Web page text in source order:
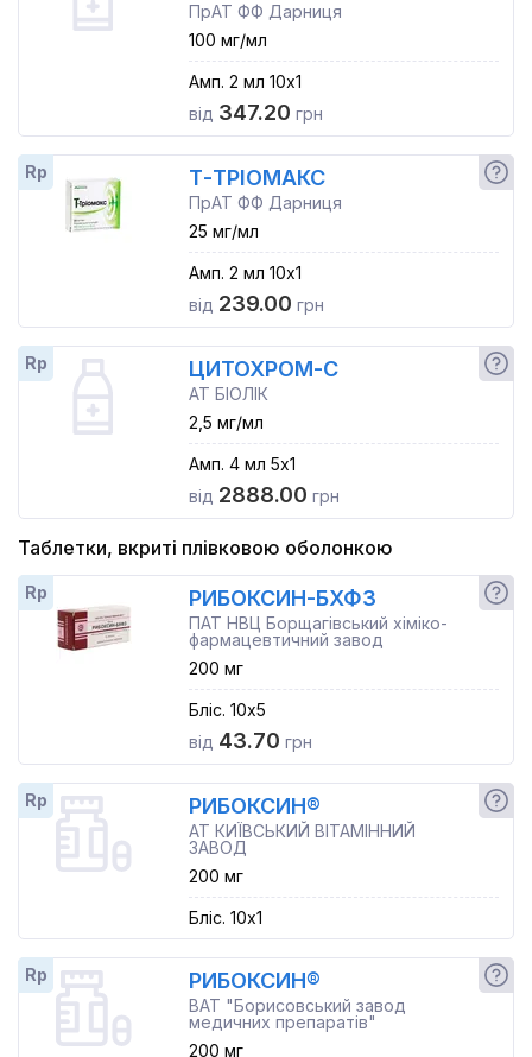
ПрАТ ФФ Дарниця
100 мг/мл
Амп. 2 мл 10x1
від 347.20 грн
Rp Т-ТРІОМАКС
ПрАТ ФФ Дарниця
25 мг/мл
Амп. 2 мл 10x1
від 239.00 грн
Rp ЦИТОХРОМ-С
АТ БІОЛІК
2,5 мг/мл
Амп. 4 мл 5x1
від 2888.00 грн
Таблетки, вкриті плівковою оболонкою
Rp РИБОКСИН-БХФЗ
ПАТ НВЦ Борщагівський хіміко-
фармацевтичний завод
200 мг
Бліс. 10x5
від 43.70 грн
Rp РИБОКСИН®
АТ КИЇВСЬКИЙ ВІТАМІННИЙ
ЗАВОД
200 мг
Бліс. 10x1
Rp РИБОКСИН®
ВАТ "Борисовський завод
медичних препаратів"
200 мг